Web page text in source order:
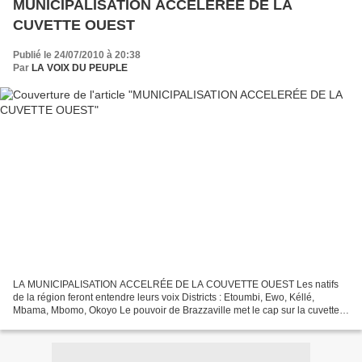
MUNICIPALISATION ACCELERÉE DE LA
CUVETTE OUEST
Publié le 24/07/2010 à 20:38
Par LA VOIX DU PEUPLE
LA MUNICIPALISATION ACCELRÉE DE LA COUVETTE OUEST Les natifs
de la région feront entendre leurs voix Districts : Etoumbi, Ewo, Kéllé,
Mbama, Mbomo, Okoyo Le pouvoir de Brazzaville met le cap sur la cuvette